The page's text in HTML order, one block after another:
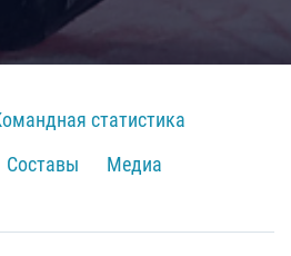
статистика
Составы
Медиа